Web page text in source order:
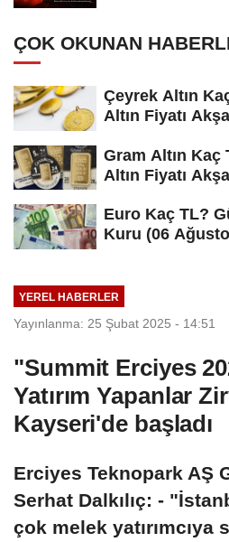
ÇOK OKUNAN
Çeyrek Altın
Altın Fiyatı
Gram Altın Kaç
Altın Fiyatı
Euro Kaç TL?
Kuru (06
YEREL HABERLER
Yayınlanma: 25 Şubat 2025 - 14:51
"Summit Erciyes
Yatırım Yapanlar
Kayseri'de başladı
Erciyes Teknopark AŞ
Serhat Dalkılıç: -
çok melek yatırımcıya